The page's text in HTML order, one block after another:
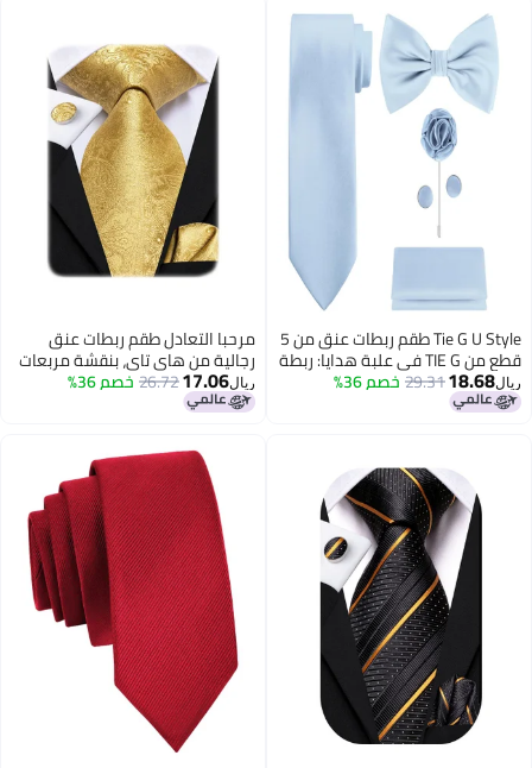
Tie G U Style طقم ربطات عنق من 5
قطع من TIE G في علبة هدايا: ربطة
عنق بلون موحد، ربطة عنق من
الساتان، منديل جيب، طية صدر
ريال18.68
29.31خصم 36%
مرحبا التعادل طقم ربطات عنق
رجالية من هاي تاي، بنقشة مربعات
ذهبية، وربطة عنق حريرية بنقشة
بيزلي، مع منديل وأزرار أكمام،
ريال17.06
26.72خصم 36%